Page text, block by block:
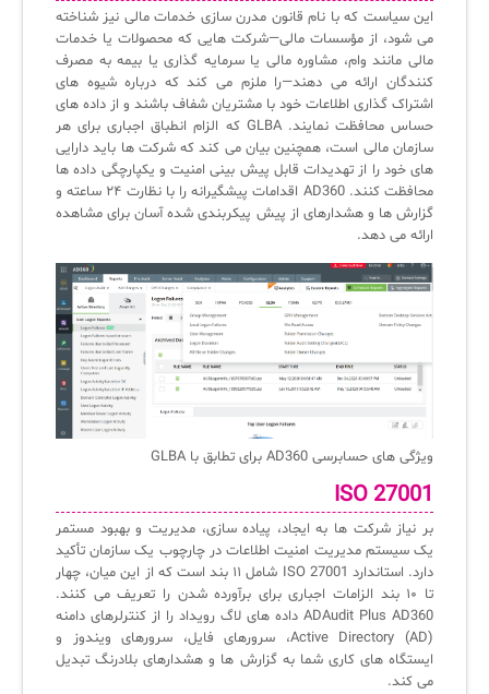
این سیاست که با نام قانون مدرن سازی خدمات مالی نیز شناخته
می شود، از مؤسسات مالی—شرکت هایی که محصولات یا خدمات
مالی مانند وام، مشاوره مالی یا سرمایه گذاری یا بیمه به مصرف
کنندگان ارائه می دهند—را ملزم می کند که درباره شیوه های
اشتراک گذاری اطلاعات خود با مشتریان شفاف باشند و از داده های
حساس محافظت نمایند. GLBA که الزام انطباق اجباری برای هر
سازمان مالی است، همچنین بیان می کند که شرکت ها باید دارایی
های خود را از تهدیدات قابل پیش بینی امنیت و یکپارچگی داده ها
محافظت کنند. AD360 اقدامات پیشگیرانه را با نظارت ۲۴ ساعته و
گزارش ها و هشدارهای از پیش پیکربندی شده آسان برای مشاهده
ارائه می دهد.
ویژگی های حسابرسی AD360 برای تطابق با GLBA
ISO 27001
بر نیاز شرکت ها به ایجاد، پیاده سازی، مدیریت و بهبود مستمر
یک سیستم مدیریت امنیت اطلاعات در چارچوب یک سازمان تأکید
دارد. استاندارد ISO 27001 شامل ۱۱ بند است که از این میان، چهار
تا ۱۰ بند الزامات اجباری برای برآورده شدن را تعریف می کنند.
ADAudit Plus AD360 داده های لاگ رویداد را از کنترلرهای دامنه
Active Directory (AD)، سرورهای فایل، سرورهای ویندوز و
ایستگاه های کاری شما به گزارش ها و هشدارهای بلادرنگ تبدیل
می کند.